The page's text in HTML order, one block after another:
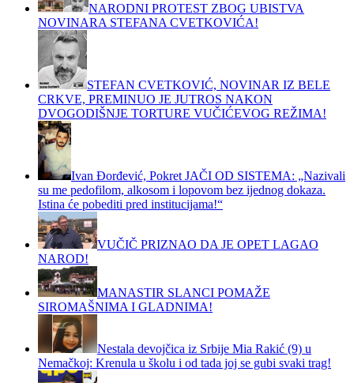
NARODNI PROTEST ZBOG UBISTVA
NOVINARA STEFANA CVETKOVIĆA!
STEFAN CVETKOVIĆ, NOVINAR IZ BELE
CRKVE, PREMINUO JE JUTROS NAKON
DVOGODIŠNJE TORTURE VUČIĆEVOG REŽIMA!
Ivan Đorđević, Pokret JAČI OD SISTEMA: „Nazivali
su me pedofilom, alkosom i lopovom bez ijednog dokaza.
Istina će pobediti pred institucijama!“
VUČIČ PRIZNAO DA JE OPET LAGAO
NAROD!
MANASTIR SLANCI POMAŽE
SIROMAŠNIMA I GLADNIMA!
Nestala devojčica iz Srbije Mia Rakić (9) u
Nemačkoj: Krenula u školu i od tada joj se gubi svaki trag!